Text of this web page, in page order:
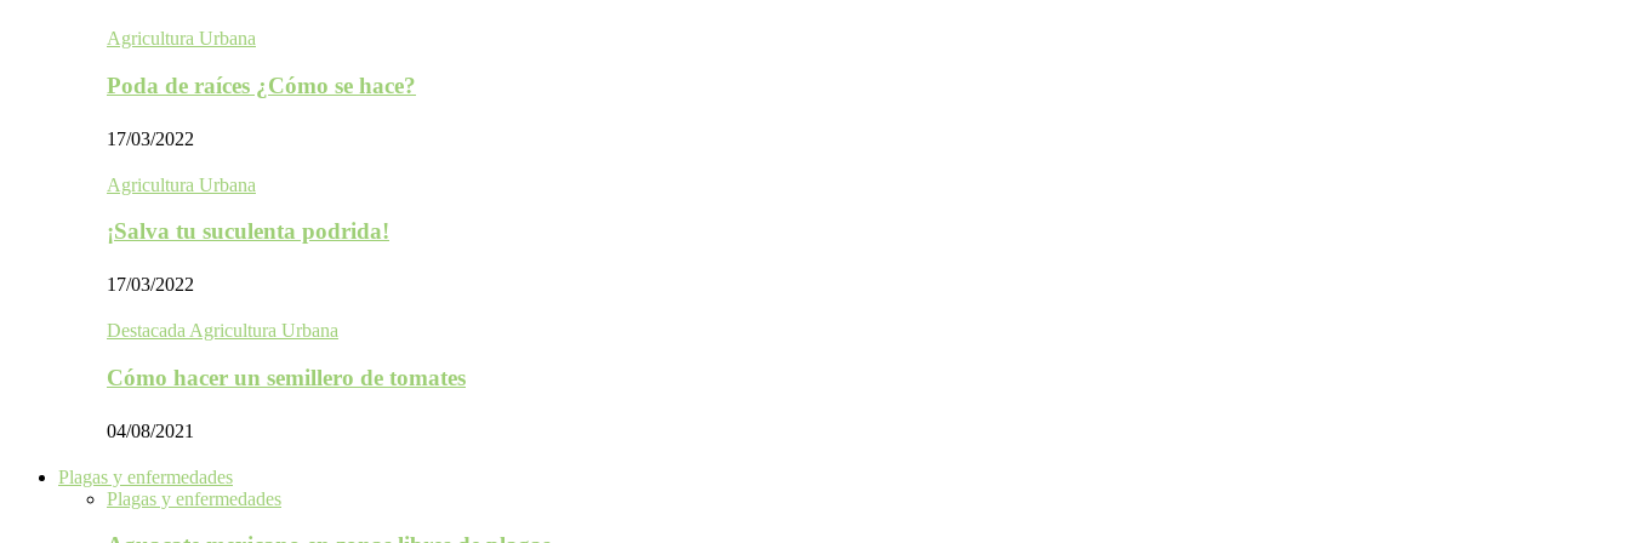
Agricultura Urbana
Poda de raíces ¿Cómo se hace?
17/03/2022
Agricultura Urbana
¡Salva tu suculenta podrida!
17/03/2022
Destacada Agricultura Urbana
Cómo hacer un semillero de tomates
04/08/2021
Plagas y enfermedades
Plagas y enfermedades